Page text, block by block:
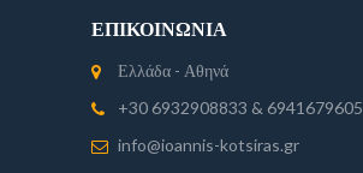
ΕΠΙΚΟΙΝΩΝΊΑ
Ελλάδα - Αθηνά
+30 6932908833 & 6941679605
info@ioannis-kotsiras.gr